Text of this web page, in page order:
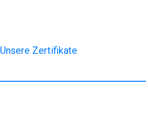
Unsere Zertifikate